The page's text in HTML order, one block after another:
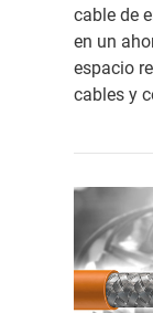
cable de
en un
espacio
cables y